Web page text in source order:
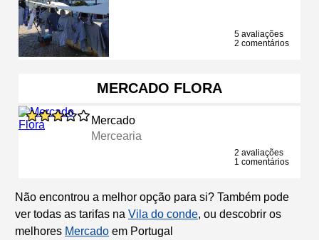
5 avaliações
2 comentários
MERCADO FLORA
Mercado
Mercearia
2 avaliações
1 comentários
Não encontrou a melhor opção para si? Também pode
ver todas as tarifas na Vila do conde, ou descobrir os
melhores Mercado em Portugal